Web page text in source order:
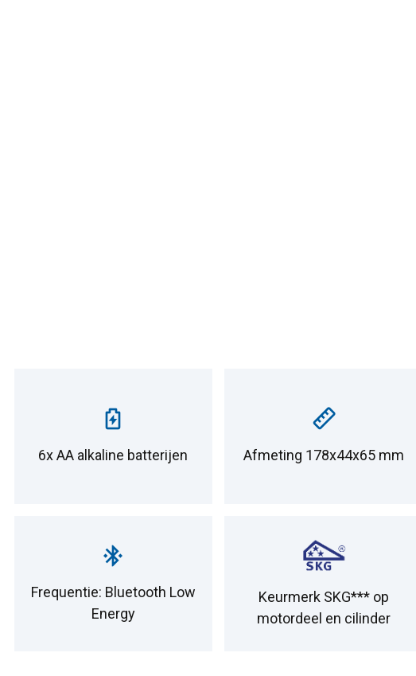
6x AA alkaline batterijen Afmeting 178x44x65 mm
Frequentie: Bluetooth Low
Energy
Keurmerk SKG*** op
motordeel en cilinder